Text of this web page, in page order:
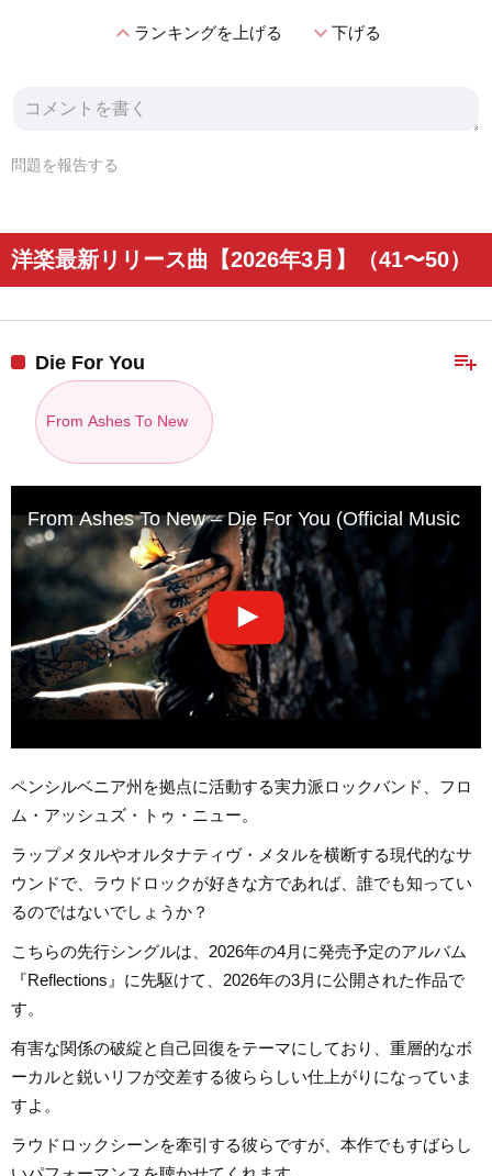
expand_lessランキングを上げる expand_more下げる
問題を報告する
洋楽最新リリース曲【2026年3月】（41〜50）
playlist_add
Die For You
From Ashes To New
From Ashes To New – Die For You (Official Music
ペンシルベニア州を拠点に活動する実力派ロックバンド、フロ
ム・アッシュズ・トゥ・ニュー。
ラップメタルやオルタナティヴ・メタルを横断する現代的なサ
ウンドで、ラウドロックが好きな方であれば、誰でも知ってい
るのではないでしょうか？
こちらの先行シングルは、2026年の4月に発売予定のアルバム
『Reflections』に先駆けて、2026年の3月に公開された作品で
す。
有害な関係の破綻と自己回復をテーマにしており、重層的なボ
ーカルと鋭いリフが交差する彼ららしい仕上がりになっていま
すよ。
ラウドロックシーンを牽引する彼らですが、本作でもすばらし